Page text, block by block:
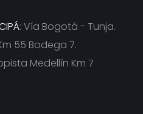
: Vía Bogotá - Tunja.
55 Bodega 7.
Medellín Km 7